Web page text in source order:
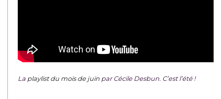
La playlist du mois de juin par Cécile Desbun. C’est l’été !